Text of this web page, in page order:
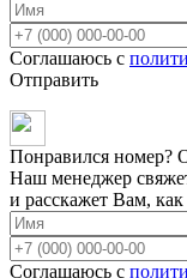
Соглашаюсь с
Отправить
Понравился номер?
Наш менеджер
и расскажет Вам,
Соглашаюсь с